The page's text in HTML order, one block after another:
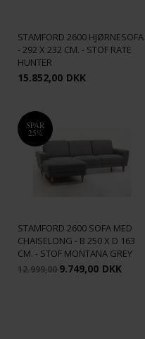
STAMFORD 2600 HJØRNESOFA
- 292 X 232 CM. - STOF RATE
HUNTER
15.852,00 DKK
SPAR
25%
STAMFORD 2600 SOFA MED
CHAISELONG - B 250 X D 163
CM. - STOF MONTANA GREY
12.999,009.749,00 DKK